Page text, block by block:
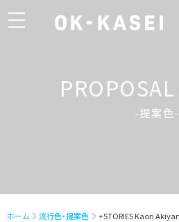
toggle
navigation
-提案色-
ホーム 流行色・提案色 +STORIES Kaori